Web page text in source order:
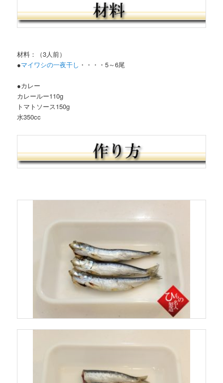
材料：（3人前）
●マイワシの一夜干し ・・・・5～6尾
●カレー
カレールー110g
トマトソース150g
水350cc